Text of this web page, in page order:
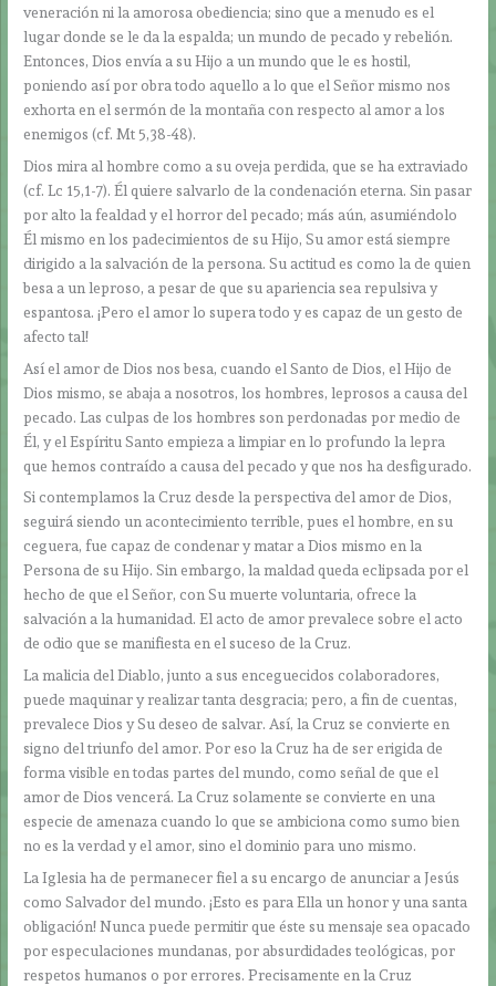
veneración ni la amorosa obediencia; sino que a menudo es el
lugar donde se le da la espalda; un mundo de pecado y rebelión.
Entonces, Dios envía a su Hijo a un mundo que le es hostil,
poniendo así por obra todo aquello a lo que el Señor mismo nos
exhorta en el sermón de la montaña con respecto al amor a los
enemigos (cf. Mt 5,38-48).
Dios mira al hombre como a su oveja perdida, que se ha extraviado
(cf. Lc 15,1-7). Él quiere salvarlo de la condenación eterna. Sin pasar
por alto la fealdad y el horror del pecado; más aún, asumiéndolo
Él mismo en los padecimientos de su Hijo, Su amor está siempre
dirigido a la salvación de la persona. Su actitud es como la de quien
besa a un leproso, a pesar de que su apariencia sea repulsiva y
espantosa. ¡Pero el amor lo supera todo y es capaz de un gesto de
afecto tal!
Así el amor de Dios nos besa, cuando el Santo de Dios, el Hijo de
Dios mismo, se abaja a nosotros, los hombres, leprosos a causa del
pecado. Las culpas de los hombres son perdonadas por medio de
Él, y el Espíritu Santo empieza a limpiar en lo profundo la lepra
que hemos contraído a causa del pecado y que nos ha desfigurado.
Si contemplamos la Cruz desde la perspectiva del amor de Dios,
seguirá siendo un acontecimiento terrible, pues el hombre, en su
ceguera, fue capaz de condenar y matar a Dios mismo en la
Persona de su Hijo. Sin embargo, la maldad queda eclipsada por el
hecho de que el Señor, con Su muerte voluntaria, ofrece la
salvación a la humanidad. El acto de amor prevalece sobre el acto
de odio que se manifiesta en el suceso de la Cruz.
La malicia del Diablo, junto a sus enceguecidos colaboradores,
puede maquinar y realizar tanta desgracia; pero, a fin de cuentas,
prevalece Dios y Su deseo de salvar. Así, la Cruz se convierte en
signo del triunfo del amor. Por eso la Cruz ha de ser erigida de
forma visible en todas partes del mundo, como señal de que el
amor de Dios vencerá. La Cruz solamente se convierte en una
especie de amenaza cuando lo que se ambiciona como sumo bien
no es la verdad y el amor, sino el dominio para uno mismo.
La Iglesia ha de permanecer fiel a su encargo de anunciar a Jesús
como Salvador del mundo. ¡Esto es para Ella un honor y una santa
obligación! Nunca puede permitir que éste su mensaje sea opacado
por especulaciones mundanas, por absurdidades teológicas, por
respetos humanos o por errores. Precisamente en la Cruz